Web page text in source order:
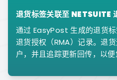
退货标签关联至 NETSUITE
通过 EasyPost 生成的退货
退货授权（RMA）记录。退
户，并且追踪更新回传，以便